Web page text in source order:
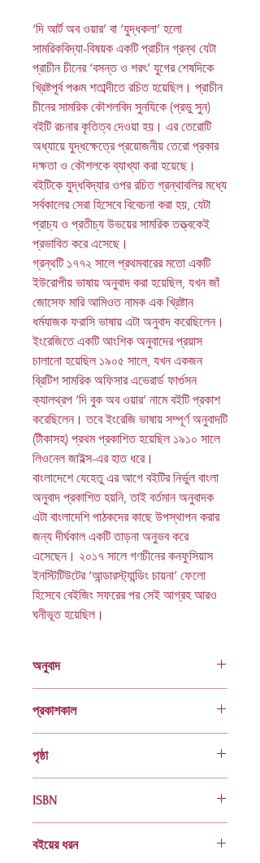
‘দি আর্ট অব ওয়ার’ বা ‘যুদ্ধকলা’ হলো
সামরিকবিদ্যা-বিষয়ক একটি প্রাচীন গ্রন্থ যেটা
প্রাচীন চীনের ‘বসন্ত ও শরৎ’ যুগের শেষদিকে
খ্রিষ্টপূর্ব পঞ্চম শতাব্দীতে রচিত হয়েছিল। প্রাচীন
চীনের সামরিক কৌশলবিদ সুনযিকে (প্রভু সুন)
বইটি রচনার কৃতিত্ব দেওয়া হয়। এর তেরোটি
অধ্যায়ে যুদ্ধক্ষেত্রে প্রয়োজনীয় তেরো প্রকার
দক্ষতা ও কৌশলকে ব্যাখ্যা করা হয়েছে।
বইটিকে যুদ্ধবিদ্যার ওপর রচিত গ্রন্থাবলির মধ্যে
সর্বকালের সেরা হিসেবে বিবেচনা করা হয়, যেটা
প্রাচ্য ও প্রতীচ্য উভয়ের সামরিক তত্ত্বকেই
প্রভাবিত করে এসেছে।
গ্রন্থটি ১৭৭২ সালে প্রথমবারের মতো একটি
ইউরোপীয় ভাষায় অনুবাদ করা হয়েছিল, যখন জাঁ
জোসেফ মারি আমিওত নামক এক খ্রিষ্টান
ধর্মযাজক ফরাসি ভাষায় এটা অনুবাদ করেছিলেন।
ইংরেজিতে একটি আংশিক অনুবাদের প্রয়াস
চালানো হয়েছিল ১৯০৫ সালে, যখন একজন
ব্রিটিশ সামরিক অফিসার এভেরার্ড ফার্গুসন
ক্যালথ্রপ ‘দি বুক অব ওয়ার’ নামে বইটি প্রকাশ
করেছিলেন। তবে ইংরেজি ভাষায় সম্পূর্ণ অনুবাদটি
(টীকাসহ) প্রথম প্রকাশিত হয়েছিল ১৯১০ সালে
লিওনেল জাইল্স-এর হাত ধরে।
বাংলাদেশে যেহেতু এর আগে বইটির নির্ভুল বাংলা
অনুবাদ প্রকাশিত হয়নি, তাই বর্তমান অনুবাদক
এটা বাংলাদেশি পাঠকদের কাছে উপস্থাপন করার
জন্য দীর্ঘকাল একটি তাড়না অনুভব করে
এসেছেন। ২০১৭ সালে গণচীনের কনফুসিয়াস
ইনস্টিটিউটের ‘আন্ডারস্ট্যান্ডিং চায়না’ ফেলো
হিসেবে বেইজিং সফরের পর সেই আগ্রহ আরও
ঘনীভূত হয়েছিল।
অনুবাদ
প্রকাশকাল
পৃষ্ঠা
ISBN
বইয়ের ধরন